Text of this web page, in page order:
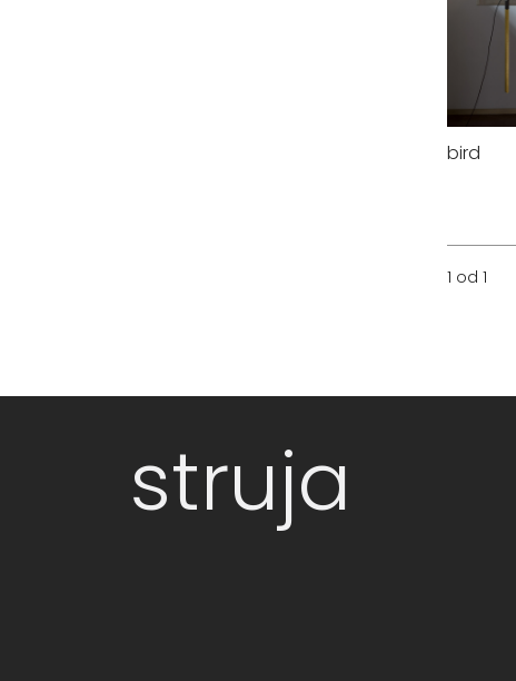
bird
1 od 1
struja